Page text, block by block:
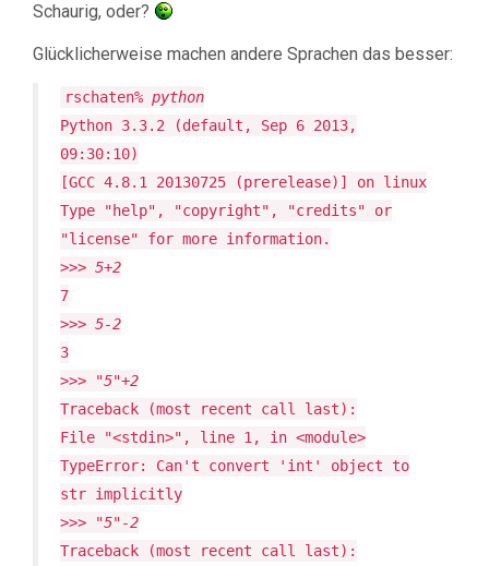
Schaurig, oder?
Glücklicherweise machen andere Sprachen das besser:
rschaten% python
Python 3.3.2 (default, Sep 6 2013,
09:30:10)
[GCC 4.8.1 20130725 (prerelease)] on linux
Type "help", "copyright", "credits" or
"license" for more information.
>>> 5+2
7
>>> 5-2
3
>>>
"5"+2
Traceback (most recent call last):
File "<stdin>", line 1, in <module>
TypeError: Can't convert 'int' object to
str implicitly
>>>
"5"-2
Traceback (most recent call last):